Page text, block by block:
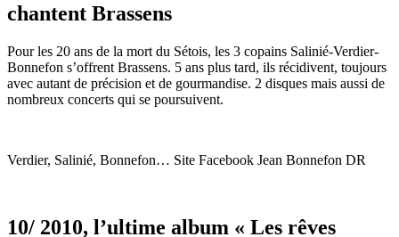
chantent Brassens
Pour les 20 ans de la mort du Sétois, les 3 copains Salinié-Verdier-
Bonnefon s’offrent Brassens. 5 ans plus tard, ils récidivent, toujours
avec autant de précision et de gourmandise. 2 disques mais aussi de
nombreux concerts qui se poursuivent.
Verdier, Salinié, Bonnefon… Site Facebook Jean Bonnefon DR
10/ 2010, l’ultime album « Les rêves